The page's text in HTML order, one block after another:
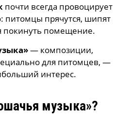
почти всегда провоцирует
питомцы прячутся, шипят
покинуть помещение.
— композиции,
для питомцев, —
интерес.
музыка»?